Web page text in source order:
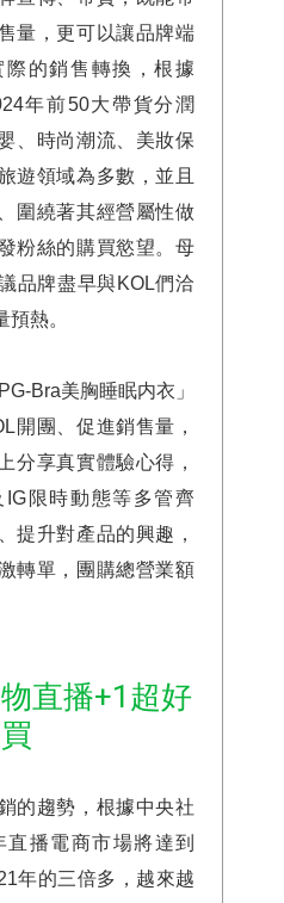
量，更可以讓品牌端
的銷售轉換，根據
年前50大帶貨分潤
、時尚潮流、美妝保
遊領域為多數，並且
圍繞著其經營屬性做
粉絲的購買慾望。母
品牌盡早與KOL們洽
熱。
Bra美胸睡眠内衣」
開團、促進銷售量，
分享真實體驗心得，
限時動態等多管齊
提升對產品的興趣，
轉單，團購總營業額
直播+1超好
買
的趨勢，根據中央社
播電商市場將達到
年的三倍多，越來越